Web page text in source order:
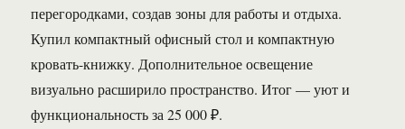
перегородками, создав зоны для работы и отдыха.
Купил компактный офисный стол и компактную
кровать-книжку. Дополнительное освещение
визуально расширило пространство. Итог — уют и
функциональность за 25 000 ₽.